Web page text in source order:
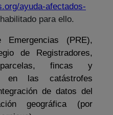
ayuda-afectados-
para ello.
(PRE),
de Registradores,
fincas y
en las catástrofes
de datos del
geográfica (por